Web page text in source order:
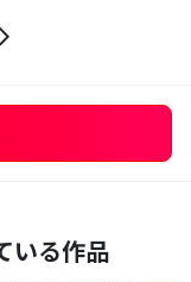
いる作品